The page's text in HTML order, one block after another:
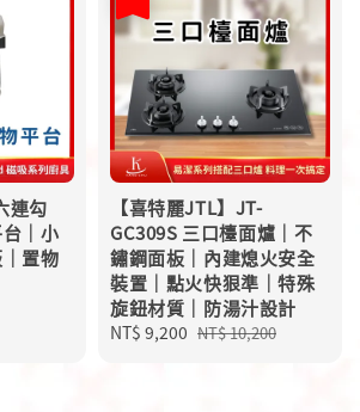
連勾
｜小
置物
【喜特麗JTL】JT-
GC309S 三口檯面爐｜不
鏽鋼面板｜內建熄火安全
裝置｜點火快狠準｜特殊
旋鈕材質｜防湯汁設計
Sale
NT$ 9,200 Regular
NT$ 10,200